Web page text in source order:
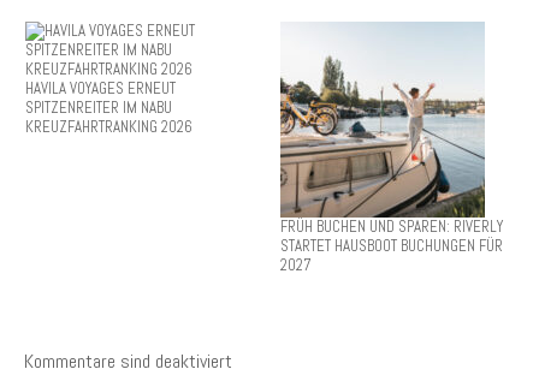
HAVILA VOYAGES ERNEUT
SPITZENREITER IM NABU
KREUZFAHRTRANKING 2026
FRÜH BUCHEN UND SPAREN: RIVERLY
STARTET HAUSBOOT BUCHUNGEN FÜR
2027
Kommentare sind deaktiviert